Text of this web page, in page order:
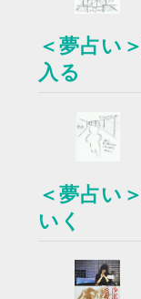
＜夢占い
入る
＜夢占い
いく